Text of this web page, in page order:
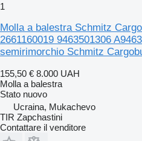
1
Molla a balestra Schmitz
2661160019 9463501306
semirimorchio Schmitz
155,50 € 8.000 UAH
Molla a balestra
Stato nuovo
Ucraina, Mukachevo
TIR Zapchastini
Contattare il venditore